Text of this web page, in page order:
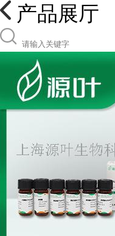
产品展厅